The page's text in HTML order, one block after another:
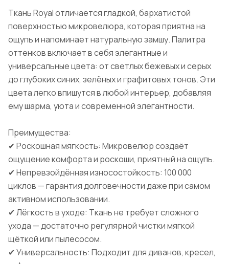
Ткань Royal отличается гладкой, бархатистой
поверхностью микровелюра, которая приятна на
ощупь и напоминает натуральную замшу. Палитра
оттенков включает в себя элегантные и
универсальные цвета: от светлых бежевых и серых
до глубоких синих, зелёных и графитовых тонов. Эти
цвета легко впишутся в любой интерьер, добавляя
ему шарма, уюта и современной элегантности.
Преимущества:
✔ Роскошная мягкость: Микровелюр создаёт
ощущение комфорта и роскоши, приятный на ощупь.
✔ Непревзойдённая износостойкость: 100 000
циклов — гарантия долговечности даже при самом
активном использовании.
✔ Лёгкость в уходе: Ткань не требует сложного
ухода — достаточно регулярной чистки мягкой
щёткой или пылесосом.
✔ Универсальность: Подходит для диванов, кресел,